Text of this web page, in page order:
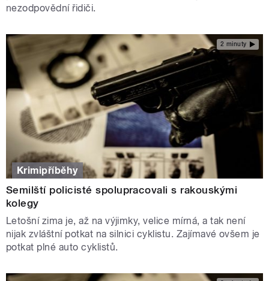
nezodpovědní řidiči.
2 minuty
Krimipříběhy
Semilští policisté spolupracovali s rakouskými
kolegy
Letošní zima je, až na výjimky, velice mírná, a tak není
nijak zvláštní potkat na silnici cyklistu. Zajímavé ovšem je
potkat plné auto cyklistů.